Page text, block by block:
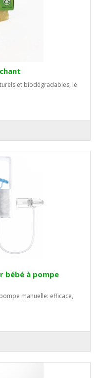
et biodégradables, le
bébé à pompe
manuelle: efficace,